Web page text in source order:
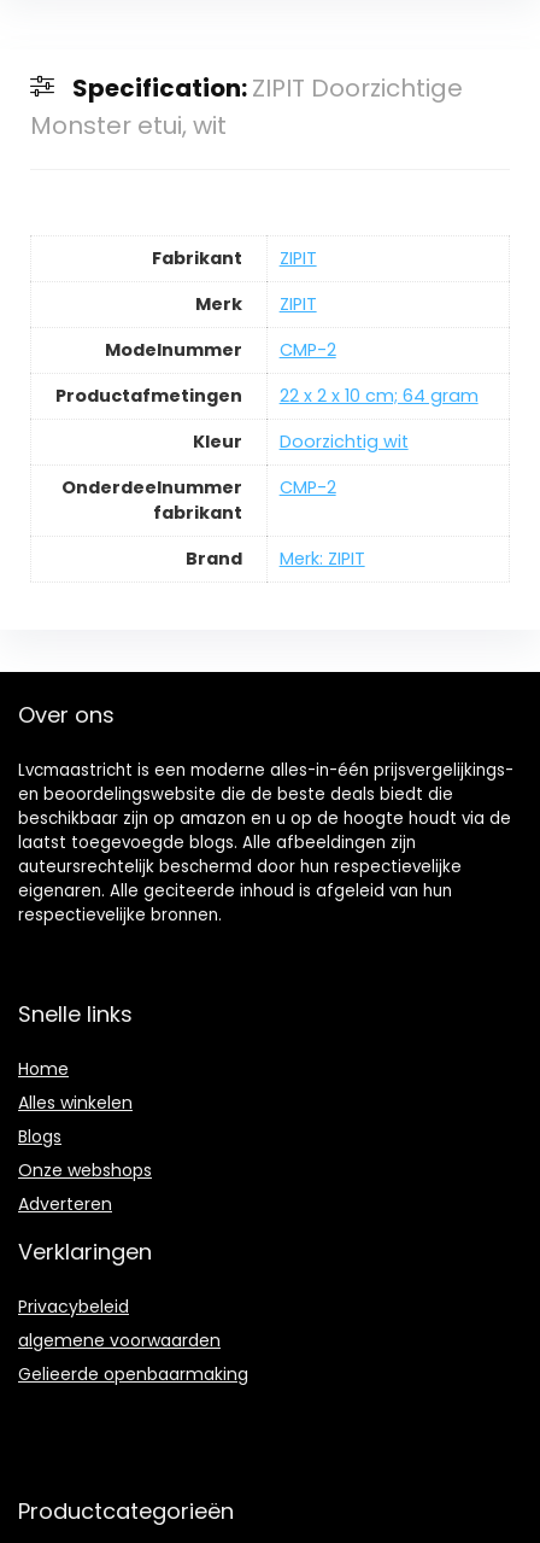
Specification:ZIPIT Doorzichtige
Monster etui, wit
Fabrikant
‎ZIPIT
Merk
‎ZIPIT
Modelnummer
‎CMP-2
Productafmetingen
‎22 x 2 x 10 cm; 64 gram
Kleur
‎Doorzichtig wit
Onderdeelnummer
fabrikant
‎CMP-2
Brand Merk: ZIPIT
Over ons
Lvcmaastricht is een moderne alles-in-één prijsvergelijkings-
en beoordelingswebsite die de beste deals biedt die
beschikbaar zijn op amazon en u op de hoogte houdt via de
laatst toegevoegde blogs. Alle afbeeldingen zijn
auteursrechtelijk beschermd door hun respectievelijke
eigenaren. Alle geciteerde inhoud is afgeleid van hun
respectievelijke bronnen.
Snelle links
Home
Alles winkelen
Blogs
Onze webshops
Adverteren
Verklaringen
Privacybeleid
algemene voorwaarden
Gelieerde openbaarmaking
Productcategorieën